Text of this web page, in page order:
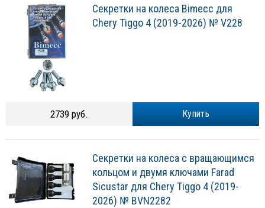
Секретки на колеса Bimecc для
Chery Tiggo 4 (2019-2026) № V228
Купить
2739 руб.
Секретки на колеса с вращающимся
кольцом и двумя ключами Farad
Sicustar для Chery Tiggo 4 (2019-
2026) № BVN2282